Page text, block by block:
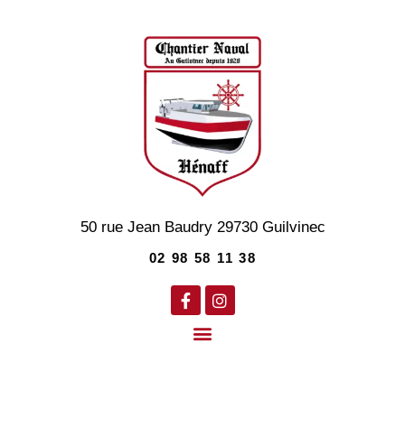
50 rue Jean Baudry 29730 Guilvinec
02 98 58 11 38